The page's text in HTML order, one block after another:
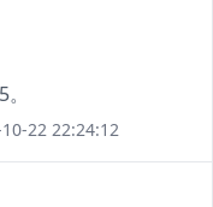
22 22:24:12